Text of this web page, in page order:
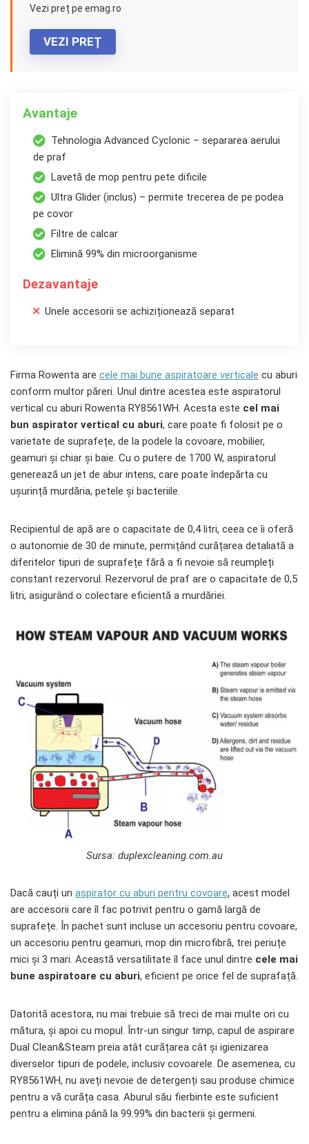
VEZI PREȚ
Vezi preț pe emag.ro
Avantaje
Tehnologia Advanced Cyclonic – separarea aerului
de praf
Lavetă de mop pentru pete dificile
Ultra Glider (inclus) – permite trecerea de pe podea
pe covor
Filtre de calcar
Elimină 99% din microorganisme
Dezavantaje
Unele accesorii se achiziționează separat
Firma Rowenta are cele mai bune aspiratoare verticale cu aburi
conform multor păreri. Unul dintre acestea este aspiratorul
vertical cu aburi Rowenta RY8561WH. Acesta este cel mai
bun aspirator vertical cu aburi, care poate fi folosit pe o
varietate de suprafețe, de la podele la covoare, mobilier,
geamuri și chiar și baie. Cu o putere de 1700 W, aspiratorul
generează un jet de abur intens, care poate îndepărta cu
ușurință murdăria, petele și bacteriile.
Recipientul de apă are o capacitate de 0,4 litri, ceea ce îi oferă
o autonomie de 30 de minute, permițând curățarea detaliată a
diferitelor tipuri de suprafețe fără a fi nevoie să reumpleți
constant rezervorul. Rezervorul de praf are o capacitate de 0,5
litri, asigurând o colectare eficientă a murdăriei.
Sursa: duplexcleaning.com.au
Dacă cauți un aspirator cu aburi pentru covoare, acest model
are accesorii care îl fac potrivit pentru o gamă largă de
suprafețe. În pachet sunt incluse un accesoriu pentru covoare,
un accesoriu pentru geamuri, mop din microfibră, trei periuțe
mici și 3 mari. Această versatilitate îl face unul dintre cele mai
bune aspiratoare cu aburi, eficient pe orice fel de suprafață.
Datorită acestora, nu mai trebuie să treci de mai multe ori cu
mătura, și apoi cu mopul. Într-un singur timp, capul de aspirare
Dual Clean&Steam preia atât curățarea cât și igienizarea
diverselor tipuri de podele, inclusiv covoarele. De asemenea, cu
RY8561WH, nu aveți nevoie de detergenți sau produse chimice
pentru a vă curăța casa. Aburul său fierbinte este suficient
pentru a elimina până la 99.99% din bacterii și germeni.